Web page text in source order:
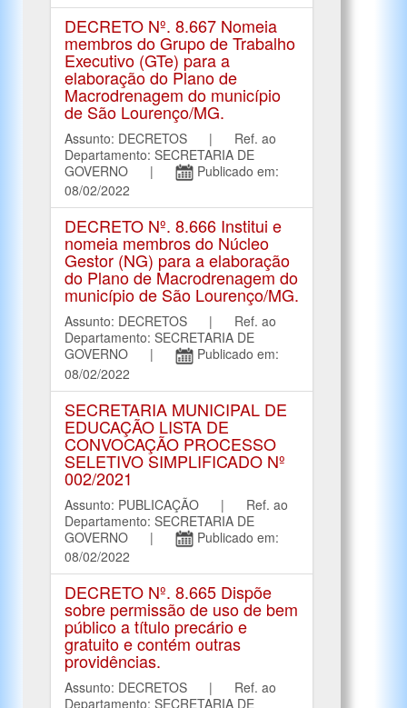
DECRETO Nº. 8.667 Nomeia
membros do Grupo de Trabalho
Executivo (GTe) para a
elaboração do Plano de
Macrodrenagem do município
de São Lourenço/MG.
Assunto: DECRETOS | Ref. ao
Departamento: SECRETARIA DE
GOVERNO |
Publicado em:
08/02/2022
DECRETO Nº. 8.666 Institui e
nomeia membros do Núcleo
Gestor (NG) para a elaboração
do Plano de Macrodrenagem do
município de São Lourenço/MG.
Assunto: DECRETOS | Ref. ao
Departamento: SECRETARIA DE
GOVERNO |
Publicado em:
08/02/2022
SECRETARIA MUNICIPAL DE
EDUCAÇÃO LISTA DE
CONVOCAÇÃO PROCESSO
SELETIVO SIMPLIFICADO Nº
002/2021
Assunto: PUBLICAÇÃO | Ref. ao
Departamento: SECRETARIA DE
GOVERNO |
Publicado em:
08/02/2022
DECRETO Nº. 8.665 Dispõe
sobre permissão de uso de bem
público a título precário e
gratuito e contém outras
providências.
Assunto: DECRETOS | Ref. ao
Departamento: SECRETARIA DE